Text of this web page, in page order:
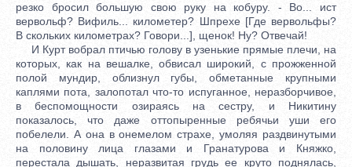
резко бросил большую свою руку на кобуру. - Во... ист
вервольф? Вифиль... километер? Шпрехе [Где вервольфы?
В скольких километрах? Говори...], щенок! Ну? Отвечай!
И Курт вобрал птичью голову в узенькие прямые плечи, на
которых, как на вешалке, обвисал широкий, с прожженной
полой мундир, облизнул губы, обметанные крупными
каплями пота, залопотал что-то испуганное, неразборчивое,
в беспомощности озираясь на сестру, и Никитину
показалось, что даже оттопыренные ребячьи уши его
побелели. А она в онемелом страхе, умоляя раздвинутыми
на половину лица глазами и Гранатурова и Княжко,
перестала дышать, неразвитая грудь ее круто поднялась,